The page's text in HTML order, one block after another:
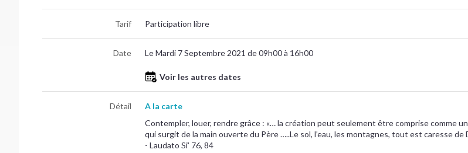
Tarif Participation libre
Date Le Mardi 7 Septembre 2021 de 09h00 à 16h00
Voir les autres dates
Détail
A la carte
Contempler, louer, rendre grâce : «… la création peut seulement être comprise comme
qui surgit de la main ouverte du Père …..Le sol, l’eau, les montagnes, tout est caresse de
- Laudato Si’ 76, 84